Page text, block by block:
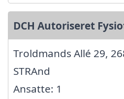
DCH Autoriseret
Troldmands Allé 29,
STRAnd
Ansatte: 1